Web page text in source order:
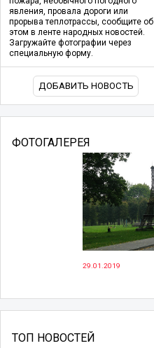
явления, провала дороги или
прорыва теплотрассы, сообщите об
этом в ленте народных новостей.
Загружайте фотографии через
специальную форму.
ДОБАВИТЬ НОВОСТЬ
ФОТОГАЛЕРЕЯ
29.01.2019
ТОП НОВОСТЕЙ